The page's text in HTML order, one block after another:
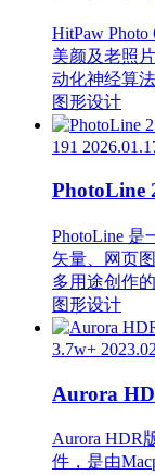
HitPaw
美颜及老照
动化神经算
图形设计
191
PhotoLine
PhotoLine 是
矢量、网页
多用途创作的
图形设计
3.7w+
Aurora
Aurora HDR
件，是由